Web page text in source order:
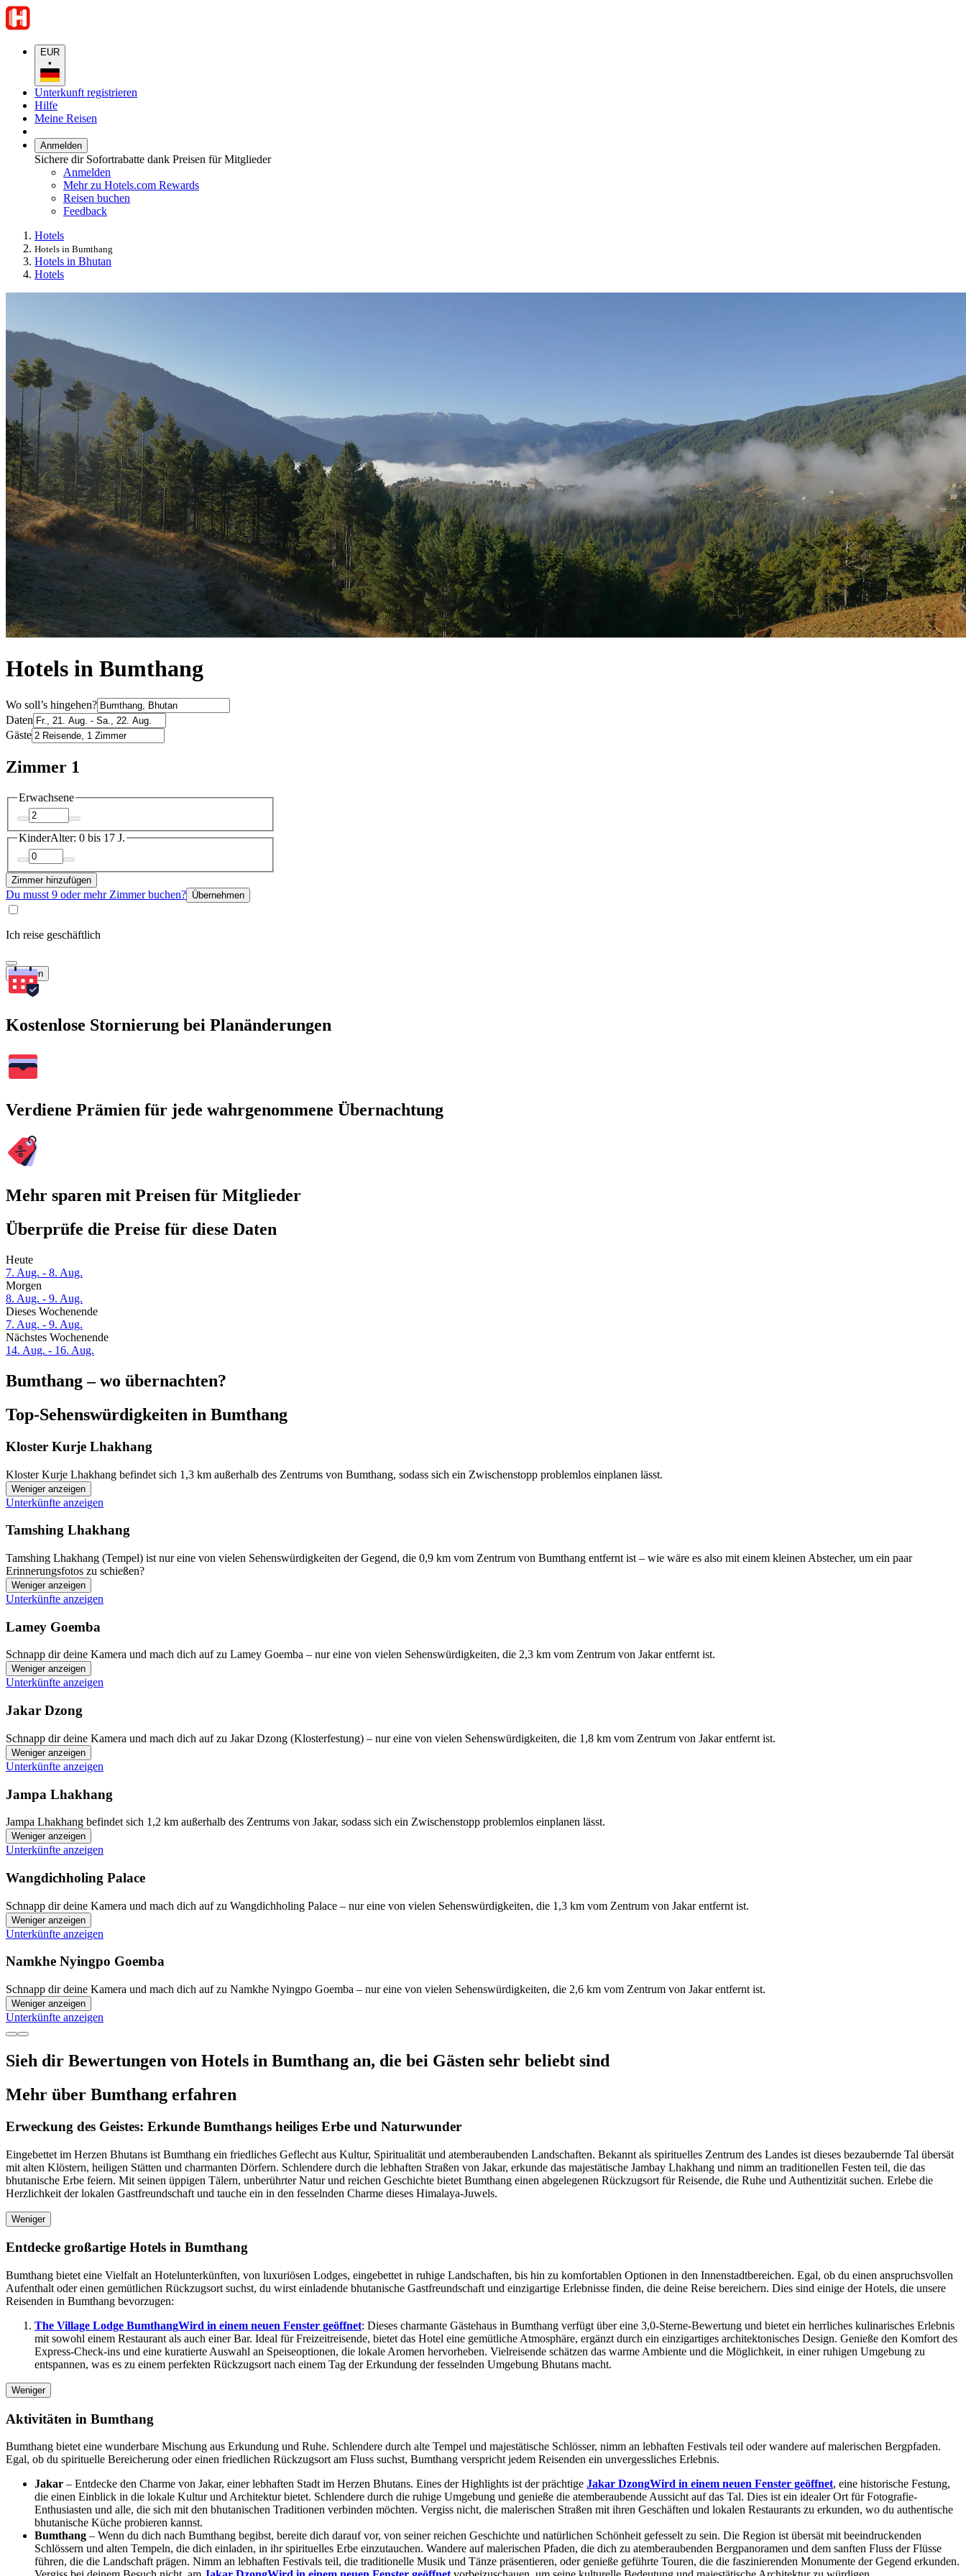
EUR
•
Unterkunft registrieren
Hilfe
Meine Reisen
Anmelden
Sichere dir Sofortrabatte dank Preisen für Mitglieder
Anmelden
Mehr zu Hotels.com Rewards
Reisen buchen
Feedback
Hotels
Hotels in Bumthang
Hotels in Bhutan
Hotels
Hotels in Bumthang
Wo soll’s hingehen?
Daten
Gäste
Zimmer 1
Erwachsene
KinderAlter: 0 bis 17 J.
Zimmer hinzufügen
Du musst 9 oder mehr Zimmer buchen? Übernehmen
Ich reise geschäftlich
Suchen
Kostenlose Stornierung bei Planänderungen
Verdiene Prämien für jede wahrgenommene Übernachtung
Mehr sparen mit Preisen für Mitglieder
Überprüfe die Preise für diese Daten
Heute
7. Aug. - 8. Aug.
Morgen
8. Aug. - 9. Aug.
Dieses Wochenende
7. Aug. - 9. Aug.
Nächstes Wochenende
14. Aug. - 16. Aug.
Bumthang – wo übernachten?
Top-Sehenswürdigkeiten in Bumthang
Kloster Kurje Lhakhang
Kloster Kurje Lhakhang befindet sich 1,3 km außerhalb des Zentrums von Bumthang, sodass sich ein Zwischenstopp problemlos einplanen lässt.
Weniger anzeigen
Unterkünfte anzeigen
Tamshing Lhakhang
Tamshing Lhakhang (Tempel) ist nur eine von vielen Sehenswürdigkeiten der Gegend, die 0,9 km vom Zentrum von Bumthang entfernt ist – wie wäre es also mit einem kleinen Abstecher, um ein paar
Erinnerungsfotos zu schießen?
Weniger anzeigen
Unterkünfte anzeigen
Lamey Goemba
Schnapp dir deine Kamera und mach dich auf zu Lamey Goemba – nur eine von vielen Sehenswürdigkeiten, die 2,3 km vom Zentrum von Jakar entfernt ist.
Weniger anzeigen
Unterkünfte anzeigen
Jakar Dzong
Schnapp dir deine Kamera und mach dich auf zu Jakar Dzong (Klosterfestung) – nur eine von vielen Sehenswürdigkeiten, die 1,8 km vom Zentrum von Jakar entfernt ist.
Weniger anzeigen
Unterkünfte anzeigen
Jampa Lhakhang
Jampa Lhakhang befindet sich 1,2 km außerhalb des Zentrums von Jakar, sodass sich ein Zwischenstopp problemlos einplanen lässt.
Weniger anzeigen
Unterkünfte anzeigen
Wangdichholing Palace
Schnapp dir deine Kamera und mach dich auf zu Wangdichholing Palace – nur eine von vielen Sehenswürdigkeiten, die 1,3 km vom Zentrum von Jakar entfernt ist.
Weniger anzeigen
Unterkünfte anzeigen
Namkhe Nyingpo Goemba
Schnapp dir deine Kamera und mach dich auf zu Namkhe Nyingpo Goemba – nur eine von vielen Sehenswürdigkeiten, die 2,6 km vom Zentrum von Jakar entfernt ist.
Weniger anzeigen
Unterkünfte anzeigen
Sieh dir Bewertungen von Hotels in Bumthang an, die bei Gästen sehr beliebt sind
Mehr über Bumthang erfahren
Erweckung des Geistes: Erkunde Bumthangs heiliges Erbe und Naturwunder
Eingebettet im Herzen Bhutans ist Bumthang ein friedliches Geflecht aus Kultur, Spiritualität und atemberaubenden Landschaften. Bekannt als spirituelles Zentrum des Landes ist dieses bezaubernde Tal übersät
mit alten Klöstern, heiligen Stätten und charmanten Dörfern. Schlendere durch die lebhaften Straßen von Jakar, erkunde das majestätische Jambay Lhakhang und nimm an traditionellen Festen teil, die das
bhutanische Erbe feiern. Mit seinen üppigen Tälern, unberührter Natur und reichen Geschichte bietet Bumthang einen abgelegenen Rückzugsort für Reisende, die Ruhe und Authentizität suchen. Erlebe die
Herzlichkeit der lokalen Gastfreundschaft und tauche ein in den fesselnden Charme dieses Himalaya-Juwels.
Weniger
Entdecke großartige Hotels in Bumthang
Bumthang bietet eine Vielfalt an Hotelunterkünften, von luxuriösen Lodges, eingebettet in ruhige Landschaften, bis hin zu komfortablen Optionen in den Innenstadtbereichen. Egal, ob du einen anspruchsvollen
Aufenthalt oder einen gemütlichen Rückzugsort suchst, du wirst einladende bhutanische Gastfreundschaft und einzigartige Erlebnisse finden, die deine Reise bereichern. Dies sind einige der Hotels, die unsere
Reisenden in Bumthang bevorzugen:
The Village Lodge BumthangWird in einem neuen Fenster geöffnet: Dieses charmante Gästehaus in Bumthang verfügt über eine 3,0-Sterne-Bewertung und bietet ein herrliches kulinarisches Erlebnis
mit sowohl einem Restaurant als auch einer Bar. Ideal für Freizeitreisende, bietet das Hotel eine gemütliche Atmosphäre, ergänzt durch ein einzigartiges architektonisches Design. Genieße den Komfort des
Express-Check-ins und eine kuratierte Auswahl an Speiseoptionen, die lokale Aromen hervorheben. Vielreisende schätzen das warme Ambiente und die Möglichkeit, in einer ruhigen Umgebung zu
entspannen, was es zu einem perfekten Rückzugsort nach einem Tag der Erkundung der fesselnden Umgebung Bhutans macht.
Weniger
Aktivitäten in Bumthang
Bumthang bietet eine wunderbare Mischung aus Erkundung und Ruhe. Schlendere durch alte Tempel und majestätische Schlösser, nimm an lebhaften Festivals teil oder wandere auf malerischen Bergpfaden.
Egal, ob du spirituelle Bereicherung oder einen friedlichen Rückzugsort am Fluss suchst, Bumthang verspricht jedem Reisenden ein unvergessliches Erlebnis.
Jakar – Entdecke den Charme von Jakar, einer lebhaften Stadt im Herzen Bhutans. Eines der Highlights ist der prächtige Jakar DzongWird in einem neuen Fenster geöffnet, eine historische Festung,
die einen Einblick in die lokale Kultur und Architektur bietet. Schlendere durch die ruhige Umgebung und genieße die atemberaubende Aussicht auf das Tal. Dies ist ein idealer Ort für Fotografie-
Enthusiasten und alle, die sich mit den bhutanischen Traditionen verbinden möchten. Vergiss nicht, die malerischen Straßen mit ihren Geschäften und lokalen Restaurants zu erkunden, wo du authentische
bhutanische Küche probieren kannst.
Bumthang – Wenn du dich nach Bumthang begibst, bereite dich darauf vor, von seiner reichen Geschichte und natürlichen Schönheit gefesselt zu sein. Die Region ist übersät mit beeindruckenden
Schlössern und alten Tempeln, die dich einladen, in ihr spirituelles Erbe einzutauchen. Wandere auf malerischen Pfaden, die dich zu atemberaubenden Bergpanoramen und dem sanften Fluss der Flüsse
führen, die die Landschaft prägen. Nimm an lebhaften Festivals teil, die traditionelle Musik und Tänze präsentieren, oder genieße geführte Touren, die die faszinierenden Monumente der Gegend erkunden.